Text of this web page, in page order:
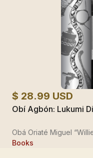
$ 28.99 USD
Obí Agbón: Lukumi
Obá Oriaté Miguel
Books